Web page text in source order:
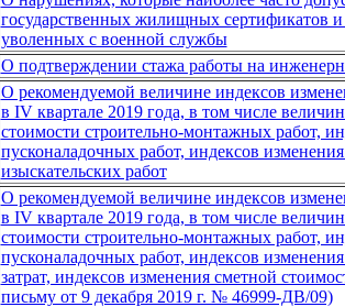
государственных жилищных сертификатов
уволенных с военной службы
О подтверждении стажа работы на
О рекомендуемой величине индексов
в IV квартале 2019 года, в том числе
стоимости строительно-монтажных работ,
пусконаладочных работ, индексов
изыскательских работ
О рекомендуемой величине индексов
в IV квартале 2019 года, в том числе
стоимости строительно-монтажных работ,
пусконаладочных работ, индексов
затрат, индексов изменения сметной
письму от 9 декабря 2019 г. № 46999-ДВ/09)